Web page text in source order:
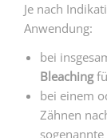
Je nach
Anwendung:
bei
Bleaching
bei einem
Zähnen
sogenannte